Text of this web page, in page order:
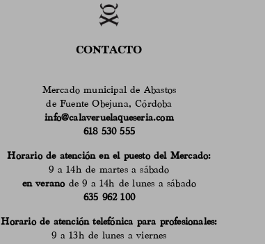
CONTACTO
Mercado municipal de Abastos
de Fuente Obejuna, Córdoba
info@calaveruelaqueseria.com
618 530 555
Horario de atención en el puesto del Mercado:
9 a 14h de martes a sábado
en veranode 9 a 14h de lunes a sábado
635 962 100
Horario de atención telefónica para profesionales:
9 a 13h de lunes a viernes